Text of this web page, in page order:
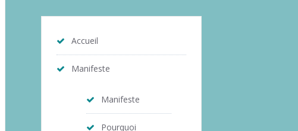
Accueil
Manifeste
Manifeste
Pourquoi